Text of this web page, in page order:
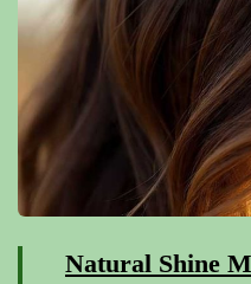
Natural Shine